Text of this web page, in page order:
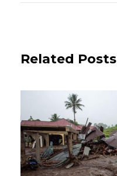
Related Posts